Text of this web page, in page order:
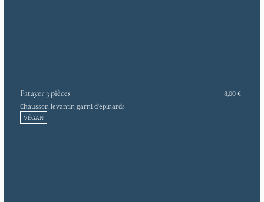
Fatayer 3 pièces
Chausson levantin garni d'épinards
VÉGAN
8,00 €